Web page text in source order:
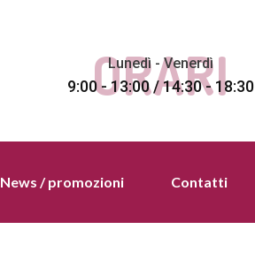
ORARI
Lunedì - Venerdì
9:00 - 13:00 / 14:30 - 18:30
News / promozioni Contatti